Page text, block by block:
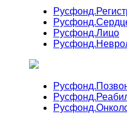
Русфонд.
Русфонд.
Русфонд.Лицо
Русфонд.
Русфонд.
Русфонд.
Русфонд.